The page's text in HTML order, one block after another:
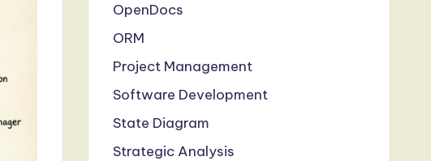
OpenDocs
ORM
Project Management
Software Development
State Diagram
Strategic Analysis